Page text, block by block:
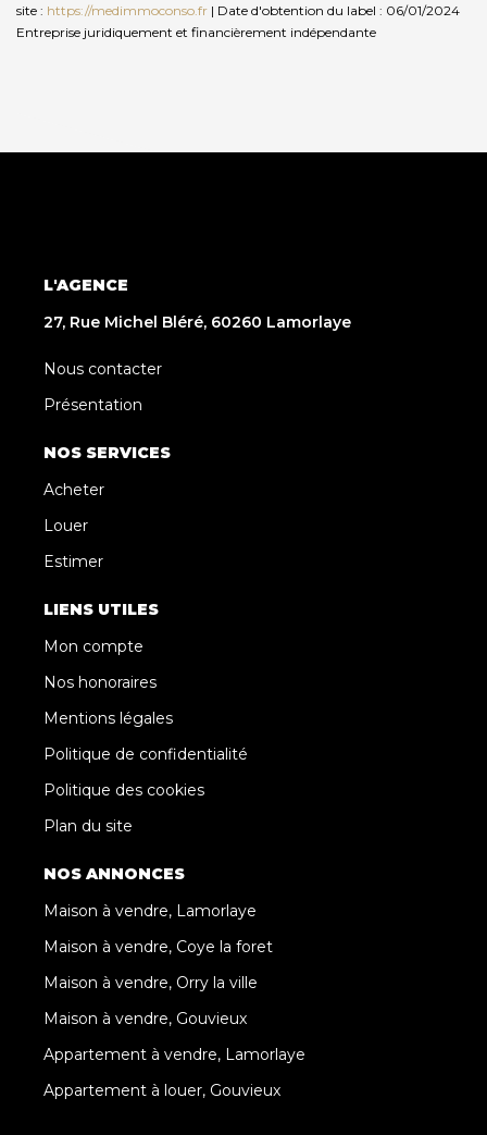
site : https://medimmoconso.fr | Date d'obtention du label : 06/01/2024
Entreprise juridiquement et financièrement indépendante
L'AGENCE
27, Rue Michel Bléré, 60260 Lamorlaye
Nous contacter
Présentation
NOS SERVICES
Acheter
Louer
Estimer
LIENS UTILES
Mon compte
Nos honoraires
Mentions légales
Politique de confidentialité
Politique des cookies
Plan du site
NOS ANNONCES
Maison à vendre, Lamorlaye
Maison à vendre, Coye la foret
Maison à vendre, Orry la ville
Maison à vendre, Gouvieux
Appartement à vendre, Lamorlaye
Appartement à louer, Gouvieux